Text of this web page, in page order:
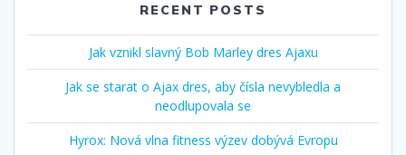
RECENT POSTS
Jak vznikl slavný Bob Marley dres Ajaxu
Jak se starat o Ajax dres, aby čísla nevybledla a
neodlupovala se
Hyrox: Nová vlna fitness výzev dobývá Evropu